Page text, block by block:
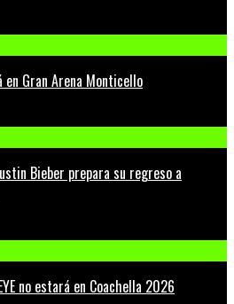
en Gran Arena Monticello
Bieber prepara su regreso a
no estará en Coachella 2026